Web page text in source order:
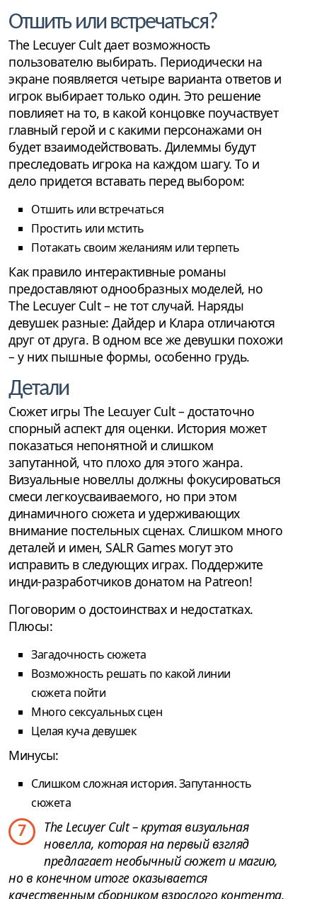
Отшить или встречаться?
The Lecuyer Cult дает возможность
пользователю выбирать. Периодически на
экране появляется четыре варианта ответов и
игрок выбирает только один. Это решение
повлияет на то, в какой концовке поучаствует
главный герой и с какими персонажами он
будет взаимодействовать. Дилеммы будут
преследовать игрока на каждом шагу. То и
дело придется вставать перед выбором:
Отшить или встречаться
Простить или мстить
Потакать своим желаниям или терпеть
Как правило интерактивные романы
предоставляют однообразных моделей, но
The Lecuyer Cult – не тот случай. Наряды
девушек разные: Дайдер и Клара отличаются
друг от друга. В одном все же девушки похожи
– у них пышные формы, особенно грудь.
Детали
Сюжет игры The Lecuyer Cult – достаточно
спорный аспект для оценки. История может
показаться непонятной и слишком
запутанной, что плохо для этого жанра.
Визуальные новеллы должны фокусироваться
смеси легкоусваиваемого, но при этом
динамичного сюжета и удерживающих
внимание постельных сценах. Слишком много
деталей и имен, SALR Games могут это
исправить в следующих играх. Поддержите
инди-разработчиков донатом на Patreon!
Поговорим о достоинствах и недостатках.
Плюсы:
Загадочность сюжета
Возможность решать по какой линии
сюжета пойти
Много сексуальных сцен
Целая куча девушек
Минусы:
Слишком сложная история. Запутанность
сюжета
7
The Lecuyer Cult – крутая визуальная
новелла, которая на первый взгляд
предлагает необычный сюжет и магию,
но в конечном итоге оказывается
качественным сборником взрослого контента.